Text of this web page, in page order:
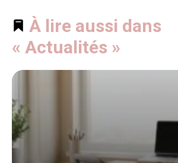
À lire aussi dans
« Actualités »